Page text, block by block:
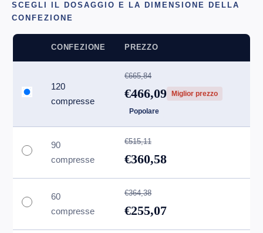
SCEGLI IL DOSAGGIO E LA DIMENSIONE DELLA
CONFEZIONE
CONFEZIONE PREZZO
120
compresse
€665,84
€466,09 Miglior prezzo
Popolare
90
compresse
€515,11
€360,58
60
compresse
€364,38
€255,07